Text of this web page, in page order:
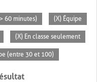
60 minutes) (X) Équipe
(X) En classe seulement
(entre 30 et 100)